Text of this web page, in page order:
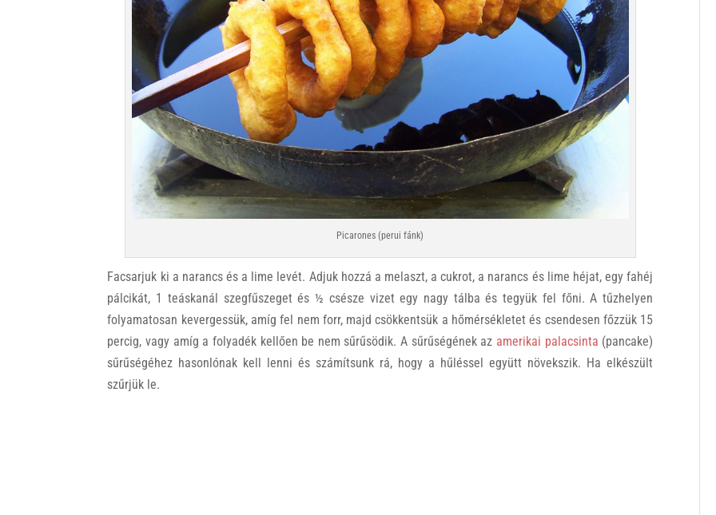
Picarones (perui fánk)
Facsarjuk ki a narancs és a lime levét. Adjuk hozzá a melaszt, a cukrot, a narancs és lime héjat, egy fahéj
pálcikát, 1 teáskanál szegfűszeget és ½ csésze vizet egy nagy tálba és tegyük fel főni. A tűzhelyen
folyamatosan kevergessük, amíg fel nem forr, majd csökkentsük a hőmérsékletet és csendesen főzzük 15
percig, vagy amíg a folyadék kellően be nem sűrűsödik. A sűrűségének az amerikai palacsinta (pancake)
sűrűségéhez hasonlónak kell lenni és számítsunk rá, hogy a hűléssel együtt növekszik. Ha elkészült
szűrjük le.